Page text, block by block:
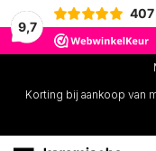
9,7
407
Korting bij aankoop van